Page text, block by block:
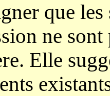
que
ne sont
Elle